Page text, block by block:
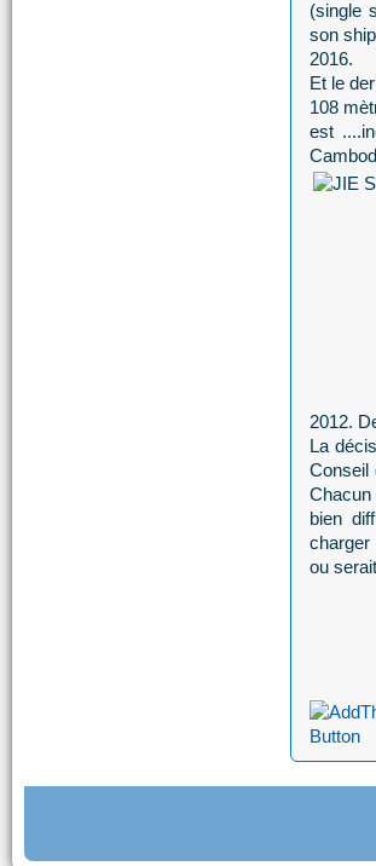
(single
son
2016.
Et le
108
est
2012.
La
Conseil
Chacun
bien
charger
ou